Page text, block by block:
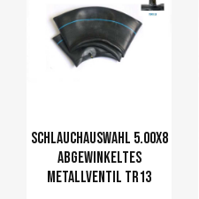
Schlauchauswahl 5.00x8
abgewinkeltes
Metallventil TR13